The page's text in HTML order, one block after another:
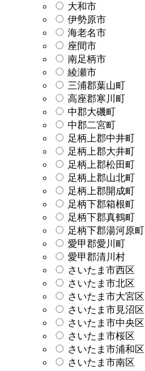
大和市
伊勢原市
海老名市
座間市
南足柄市
綾瀬市
三浦郡葉山町
高座郡寒川町
中郡大磯町
中郡二宮町
足柄上郡中井町
足柄上郡大井町
足柄上郡松田町
足柄上郡山北町
足柄上郡開成町
足柄下郡箱根町
足柄下郡真鶴町
足柄下郡湯河原町
愛甲郡愛川町
愛甲郡清川村
さいたま市西区
さいたま市北区
さいたま市大宮区
さいたま市見沼区
さいたま市中央区
さいたま市桜区
さいたま市浦和区
さいたま市南区